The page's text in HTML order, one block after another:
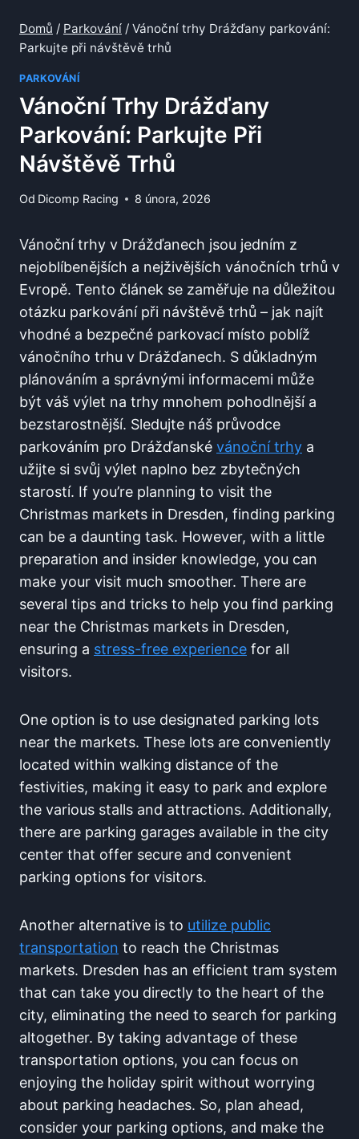
Domů / Parkování / Vánoční trhy Drážďany parkování:
Parkujte při návštěvě trhů
PARKOVÁNÍ
Vánoční Trhy Drážďany
Parkování: Parkujte Při
Návštěvě Trhů
Od Dicomp Racing 8 února, 2026
Vánoční ‍trhy⁢ v Drážďanech jsou jedním z
‌nejoblíbenějších a nejživějších vánočních trhů ​v
Evropě. Tento článek se zaměřuje na důležitou
‌otázku​ parkování při ​návštěvě trhů – jak ⁢najít
vhodné a bezpečné parkovací místo poblíž
vánočního trhu‍ v‌ Drážďanech. ‍S důkladným
plánováním ​a správnými informacemi může
být váš⁢ výlet na trhy ‌mnohem​ pohodlnější a
bezstarostnější. ⁤Sledujte náš průvodce
parkováním pro ‍Drážďanské vánoční⁤ trhy a
užijte si svůj výlet‌ naplno bez zbytečných
starostí.⁤ If you’re planning to visit ⁤the
Christmas markets in Dresden, ‌finding parking
can be ⁣a daunting task.​ However, ​with a ‌little⁢
preparation and insider knowledge, you can
make your visit‍ much smoother.⁢ There are
several tips ‍and ⁣tricks⁤ to help you find parking
near the Christmas markets in Dresden,‌
ensuring a stress-free‍ experience for all
⁤visitors.
One option is to use designated parking lots
near the markets.⁢ These‌ lots are conveniently
located within walking distance of the
festivities, making it ​easy to park and ⁤explore⁤
the various stalls and attractions.⁤ Additionally,
⁣there ⁣are parking garages available in the city
center‍ that offer⁣ secure and convenient
⁣parking⁤ options for visitors.
Another alternative is ⁤to utilize‌ public
transportation to reach the Christmas
markets.‌ Dresden has​ an efficient tram system
that can take you directly to the heart of the
city, eliminating ⁤the need to ‌search ​for parking
altogether. By taking advantage ​of these
transportation options, you ‌can focus on
enjoying the holiday spirit without worrying‍
about parking headaches. So, plan ahead,
consider​ your​ parking options, and​ make the